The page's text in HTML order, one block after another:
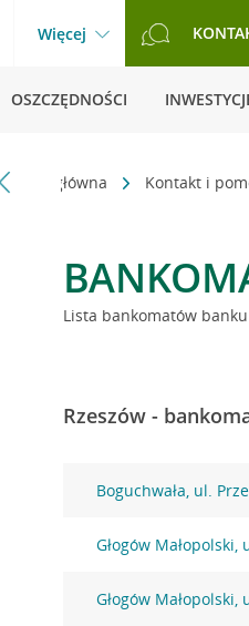
Więcej
OSZCZĘDNOŚCI
Strona główna Kontakt i
Lista bankomatów
Rzeszów -
Boguchwała, ul.
Głogów Małopolski,
Głogów Małopolski,